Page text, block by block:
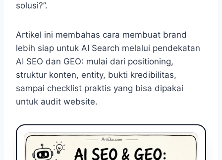
solusi?”.
Artikel ini membahas cara membuat brand
lebih siap untuk AI Search melalui pendekatan
AI SEO dan GEO: mulai dari positioning,
struktur konten, entity, bukti kredibilitas,
sampai checklist praktis yang bisa dipakai
untuk audit website.